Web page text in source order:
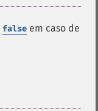
false em caso de